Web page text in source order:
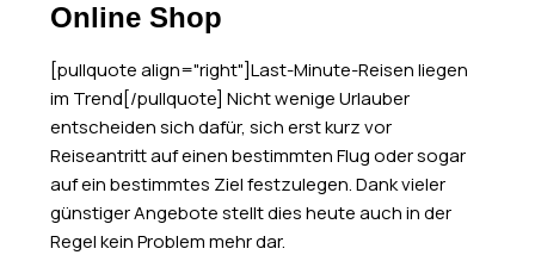
Online Shop
[pullquote align="right"]Last-Minute-Reisen liegen
im Trend[/pullquote] Nicht wenige Urlauber
entscheiden sich dafür, sich erst kurz vor
Reiseantritt auf einen bestimmten Flug oder sogar
auf ein bestimmtes Ziel festzulegen. Dank vieler
günstiger Angebote stellt dies heute auch in der
Regel kein Problem mehr dar.